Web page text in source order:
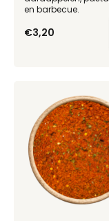
en barbecue.
€3,20